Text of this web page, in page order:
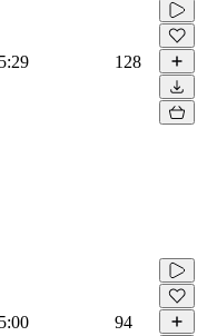
5:29 128
5:00 94